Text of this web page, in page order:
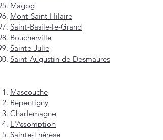
Magog
Mont-Saint-Hilaire
Saint-Basile-le-Grand
Boucherville
Sainte-Julie
Saint-Augustin-de-Desmaures
Mascouche
Repentigny
Charlemagne
L'Assomption
Sainte-Thérèse